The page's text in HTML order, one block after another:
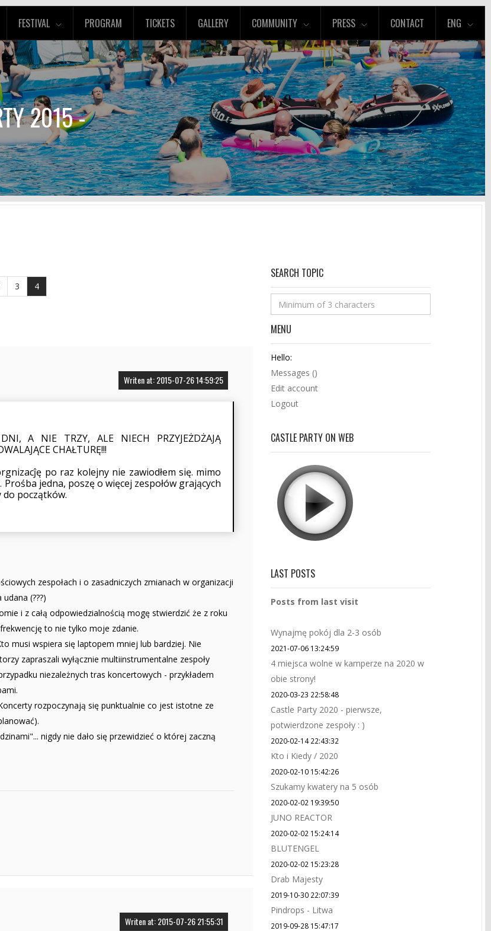
FESTIVAL PROGRAM TICKETS GALLERY COMMUNITY PRESS CONTACT ENG
2015 -
3 4
Writen at: 2015-07-26 14:59:25
A NIE TRZY, ALE NIECH PRZYJEŻDŻAJĄ
CHAŁTURĘ!!!
po raz kolejny nie zawiodłem się. mimo
jedna, poszę o więcej zespołów grających
do początków.
zespołach i o zasadniczych zmianach w organizacji
(???)
i z całą odpowiedzialnością mogę stwierdzić że z roku
to nie tylko moje zdanie.
musi wspiera się laptopem mniej lub bardziej. Nie
zapraszali wyłącznie multiinstrumentalne zespoły
niezależnych tras koncertowych - przykładem
rozpoczynają się punktualnie co jest istotne ze
nigdy nie dało się przewidzieć o której zaczną
Writen at: 2015-07-26 21:55:31
SEARCH TOPIC
MENU
Hello:
Messages ()
Edit account
Logout
CASTLE PARTY ON WEB
LAST POSTS
Posts from last visit
Wynajmę pokój dla 2-3 osób
2021-07-06 13:24:59
4 miejsca wolne w kamperze na 2020 w
obie strony!
2020-03-23 22:58:48
Castle Party 2020 - pierwsze,
potwierdzone zespoły : )
2020-02-14 22:43:32
Kto i Kiedy / 2020
2020-02-10 15:42:26
Szukamy kwatery na 5 osób
2020-02-02 19:39:50
JUNO REACTOR
2020-02-02 15:24:14
BLUTENGEL
2020-02-02 15:23:28
Drab Majesty
2019-10-30 22:07:39
Pindrops - Litwa
2019-09-28 15:47:17